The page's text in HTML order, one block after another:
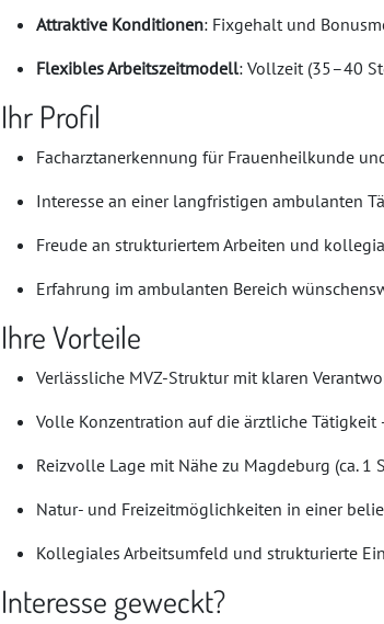
Attraktive Konditionen: Fixgehalt und
Flexibles Arbeitszeitmodell: Vollzeit (35–40
Ihr Profil
Facharztanerkennung für Frauenheilkunde
Interesse an einer langfristigen ambulanten
Freude an strukturiertem Arbeiten und
Erfahrung im ambulanten Bereich
Ihre Vorteile
Verlässliche MVZ-Struktur mit klaren
Volle Konzentration auf die ärztliche
Reizvolle Lage mit Nähe zu Magdeburg (ca. 1
Natur- und Freizeitmöglichkeiten in einer
Kollegiales Arbeitsumfeld und strukturierte
Interesse geweckt?